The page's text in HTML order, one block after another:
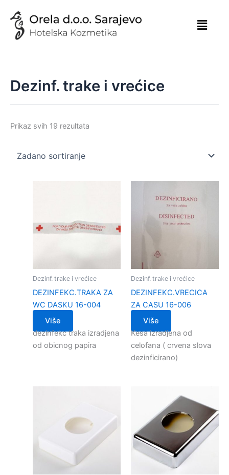
content
Dezinf. trake i vrećice
Prikaz svih 19 rezultata
Dezinf. trake i vrećice
DEZINFEKC.TRAKA ZA
WC DASKU 16-004
Više
dezinfekc traka izradjena
od obicnog papira
Dezinf. trake i vrećice
DEZINFEKC.VRECICA
ZA CASU 16-006
Više
Kesa izradjena od
celofana ( crvena slova
dezinficirano)